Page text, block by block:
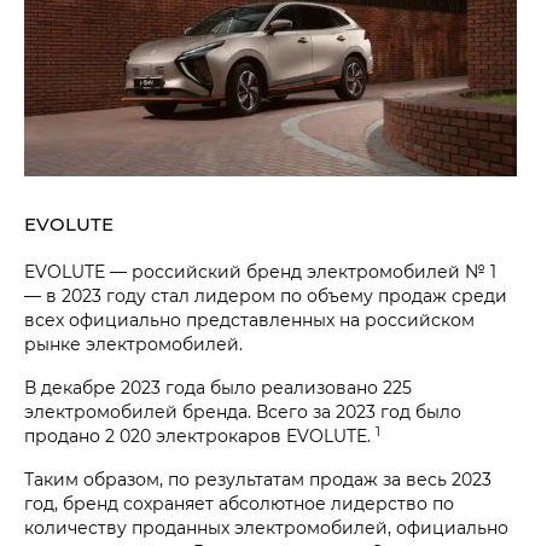
EVOLUTE
EVOLUTE — российский бренд электромобилей № 1
— в 2023 году стал лидером по объему продаж среди
всех официально представленных на российском
рынке электромобилей.
В декабре 2023 года было реализовано 225
электромобилей бренда. Всего за 2023 год было
продано 2 020 электрокаров EVOLUTE. 1
Таким образом, по результатам продаж за весь 2023
год, бренд сохраняет абсолютное лидерство по
количеству проданных электромобилей, официально